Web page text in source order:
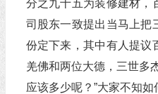
分之九十五为装修建材，
司股东一致提出当马上把
份定下来，其中有人提议
羌佛和两位大德，三世多
应该多少呢？”大家不知